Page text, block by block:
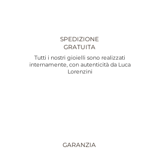
SPEDIZIONE
GRATUITA
Tutti i nostri gioielli sono realizzati
internamente, con autenticità da Luca
Lorenzini
GARANZIA